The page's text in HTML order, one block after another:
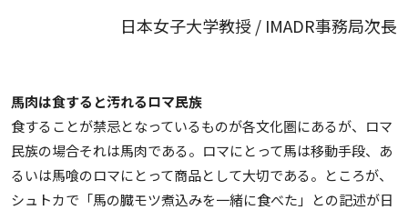
日本女子大学教授 / IMADR事務局次長
馬肉は食すると汚れるロマ民族
食することが禁忌となっているものが各文化圏にあるが、ロマ
民族の場合それは馬肉である。ロマにとって馬は移動手段、あ
るいは馬喰のロマにとって商品として大切である。ところが、
シュトカで「馬の臓モツ煮込みを一緒に食べた」との記述が日